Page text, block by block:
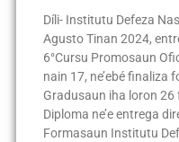
Díli- Institutu Defeza
Agusto Tinan 2024,
6°Cursu Promosaun
nain 17, ne’ebé finaliza
Gradusaun iha loron
Diploma ne’e entrega
Formasaun Institutu